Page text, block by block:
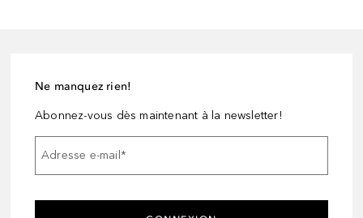
Ne manquez rien!
Abonnez-vous dès maintenant à la newsletter!
Adresse e-mail*